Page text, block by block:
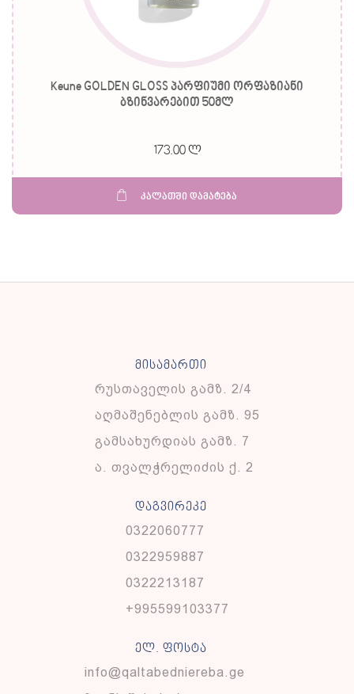
Keune GOLDEN GLOSS პარფიუმი ორფაზიანი
ბზინვარებით 50მლ
173.00 ლ
კალათში დამატება
მისამართი
რუსთაველის გამზ. 2/4
აღმაშენებლის გამზ. 95
გამსახურდიას გამზ. 7
ა. თვალჭრელიძის ქ. 2
დაგვირეკე
0322060777
0322959887
0322213187
+995599103377
ელ. ფოსტა
info@qaltabedniereba.ge